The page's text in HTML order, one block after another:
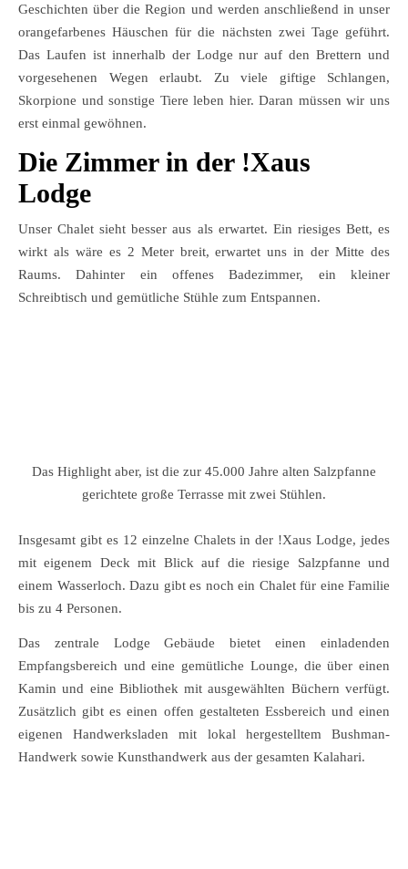
Geschichten über die Region und werden anschließend in unser
orangefarbenes Häuschen für die nächsten zwei Tage geführt.
Das Laufen ist innerhalb der Lodge nur auf den Brettern und
vorgesehenen Wegen erlaubt. Zu viele giftige Schlangen,
Skorpione und sonstige Tiere leben hier. Daran müssen wir uns
erst einmal gewöhnen.
Die Zimmer in der !Xaus
Lodge
Unser Chalet sieht besser aus als erwartet. Ein riesiges Bett, es
wirkt als wäre es 2 Meter breit, erwartet uns in der Mitte des
Raums. Dahinter ein offenes Badezimmer, ein kleiner
Schreibtisch und gemütliche Stühle zum Entspannen.
Das Highlight aber, ist die zur 45.000 Jahre alten Salzpfanne
gerichtete große Terrasse mit zwei Stühlen.
Insgesamt gibt es 12 einzelne Chalets in der !Xaus Lodge, jedes
mit eigenem Deck mit Blick auf die riesige Salzpfanne und
einem Wasserloch. Dazu gibt es noch ein Chalet für eine Familie
bis zu 4 Personen.
Das zentrale Lodge Gebäude bietet einen einladenden
Empfangsbereich und eine gemütliche Lounge, die über einen
Kamin und eine Bibliothek mit ausgewählten Büchern verfügt.
Zusätzlich gibt es einen offen gestalteten Essbereich und einen
eigenen Handwerksladen mit lokal hergestelltem Bushman-
Handwerk sowie Kunsthandwerk aus der gesamten Kalahari.